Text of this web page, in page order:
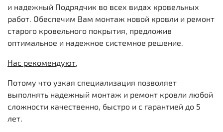
и надежный Подрядчик во всех видах кровельных
работ. Обеспечим Вам монтаж новой кровли и ремонт
старого кровельного покрытия, предложив
оптимальное и надежное системное решение.
Нас рекомендуют,
Потому что узкая специализация позволяет
выполнять надежный монтаж и ремонт кровли любой
сложности качественно, быстро и с гарантией до 5
лет.